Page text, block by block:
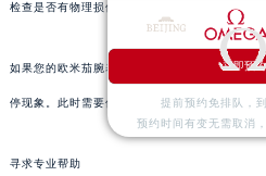
检查是否有物理损伤
如果您的欧米茄腕表最近遭受过撞击或者跌落
停现象。此时需要仔细检查机芯是否有明显的损
寻求专业帮助
立即预约
提前预约免排队，
预约时间有变无需取消